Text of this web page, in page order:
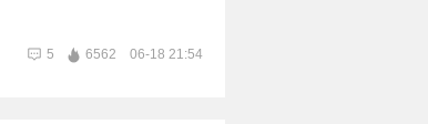
5 6562 06-18 21:54